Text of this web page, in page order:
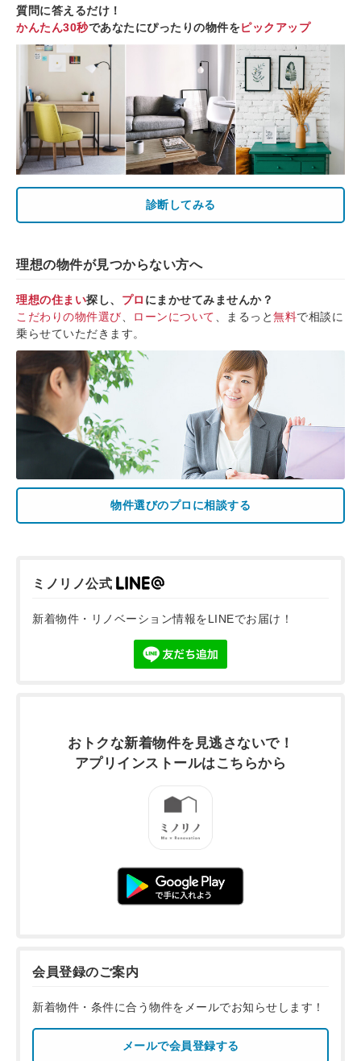
質問に答えるだけ！
かんたん30秒であなたにぴったりの物件をピックアップ
診断してみる
理想の物件が見つからない方へ
理想の住まい探し、 プロ にまかせてみませんか？
こだわりの物件選び
ローンについて 、まるっと無料で相談に
乗らせていただきます。
物件選びのプロに相談する
ミノリノ公式
新着物件・リノベーション情報をLINEでお届け！
おトクな新着物件を 見逃さないで！
アプリインストールはこちらから
会員登録のご案内
新着物件・条件に合う物件をメールでお知らせします！
メールで会員登録する